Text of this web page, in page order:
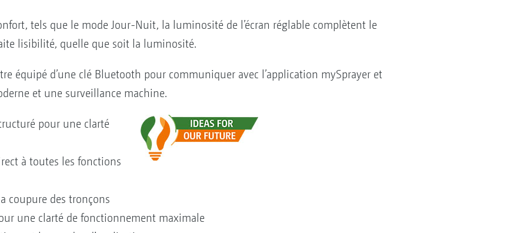
tels que le mode Jour-Nuit, la luminosité de l’écran réglable complètent le
lisibilité, quelle que soit la luminosité.
équipé d’une clé Bluetooth pour communiquer avec l’application mySprayer et
et une surveillance machine.
pour une clarté
à toutes les fonctions
coupure des tronçons
une clarté de fonctionnement maximale